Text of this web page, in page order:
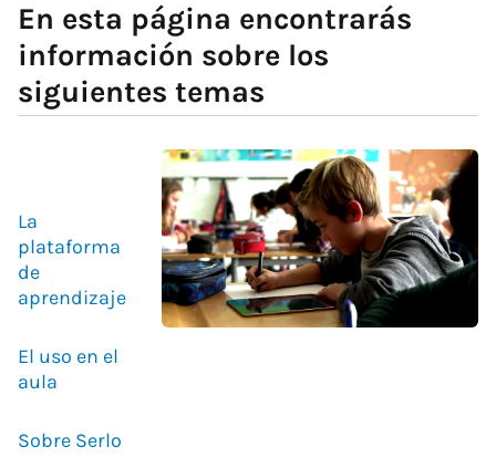
En esta página encontrarás
información sobre los
siguientes temas
La
plataforma
de
aprendizaje
El uso en el
aula
Sobre Serlo